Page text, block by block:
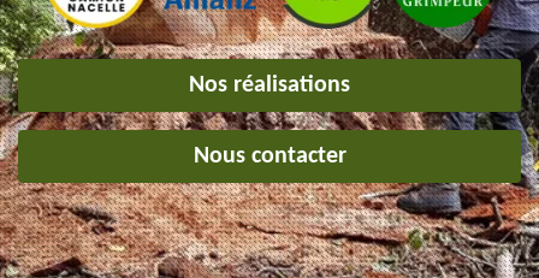
Nos réalisations
Nous contacter